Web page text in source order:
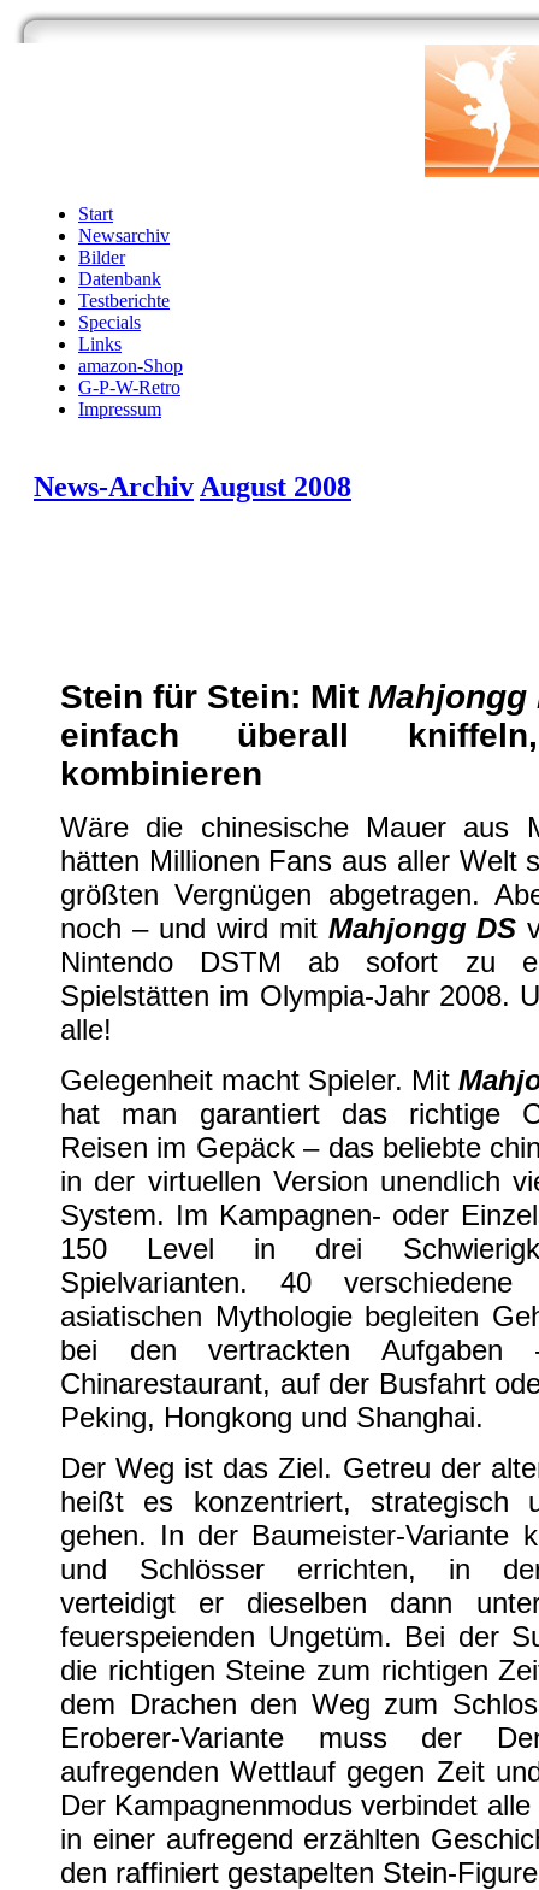
Start
Newsarchiv
Bilder
Datenbank
Testberichte
Specials
Links
amazon-Shop
G-P-W-Retro
Impressum
News-Archiv August 2008
Stein für Stein: Mit
einfach überall
kombinieren
Wäre die chinesische Mauer aus
hätten Millionen Fans aus aller Welt
größten Vergnügen abgetragen.
noch – und wird mit Mahjongg DS
Nintendo DSTM ab sofort zu
Spielstätten im Olympia-Jahr 2008.
alle!
Gelegenheit macht Spieler. Mit
hat man garantiert das richtige
Reisen im Gepäck – das beliebte
in der virtuellen Version unendlich
System. Im Kampagnen- oder
150 Level in drei
Spielvarianten. 40
asiatischen Mythologie begleiten
bei den vertrackten
Chinarestaurant, auf der Busfahrt
Peking, Hongkong und Shanghai.
Der Weg ist das Ziel. Getreu der
heißt es konzentriert, strategisch
gehen. In der Baumeister-Variante
und Schlösser errichten, in der
verteidigt er dieselben dann
feuerspeienden Ungetüm. Bei der
die richtigen Steine zum richtigen
dem Drachen den Weg zum
Eroberer-Variante muss der
aufregenden Wettlauf gegen Zeit
Der Kampagnenmodus verbindet
in einer aufregend erzählten
den raffiniert gestapelten Stein-